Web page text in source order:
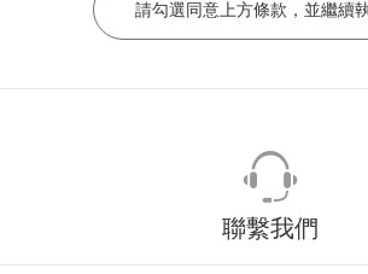
公司/學校名稱
聯繫我們